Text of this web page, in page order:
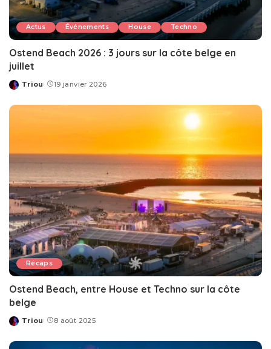
Actus Événements House Techno
Ostend Beach 2026 : 3 jours sur la côte belge en
juillet
Posted
Triou 19 janvier 2026
Récaps
Ostend Beach, entre House et Techno sur la côte
belge
Posted
Triou 8 août 2025